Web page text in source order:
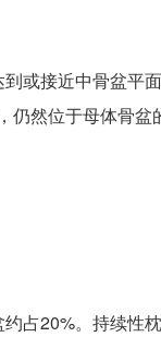
或接近中骨盆平
然位于母体骨
占20%。持续性